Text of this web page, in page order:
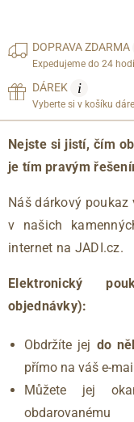
DOPRAVAZDARMA
Expedujeme do 24
DÁREK i
Vyberte si v košíku
Nejste si jistí, čím
je tím pravým
Náš dárkový poukaz
v našich
internet na JADI.cz.
Elektronický
objednávky):
Obdržíte jej do
přímo na váš e-
Můžete jej
obdarovanému